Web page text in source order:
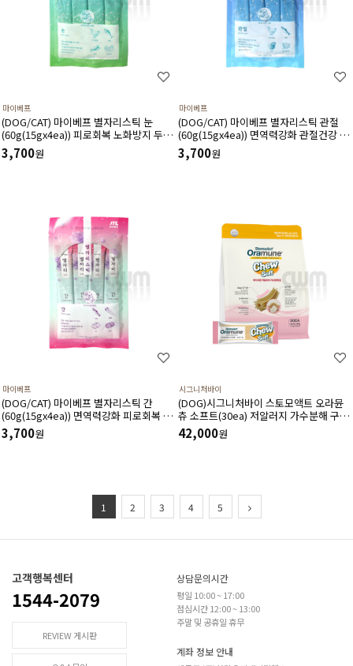
마이베프
(DOG/CAT) 마이베프 별자리스틱 눈
(60g(15gx4ea)) 피로회복 노화방지 두뇌
활동 혈압안정 항산화에 도움
3,700원
마이베프
(DOG/CAT) 마이베프 별자리스틱 관절
(60g(15gx4ea)) 면역력강화 관절건강 나
트륨배출에 도움
3,700원
마이베프
(DOG/CAT) 마이베프 별자리스틱 간
(60g(15gx4ea)) 면역력강화 피로회복 항
암 항산화에 도움
3,700원
시그니처바이
(DOG)시그니처바이 스토모액트 오라뮨
츄 소프트(30ea) 저알러지 가수분해 구강
건강 면역증강 장건강에 도움 멀티케어 제
품
42,000원
1 2 3 4 5
고객행복센터
1544-2079
REVIEW 게시판
상담문의시간
평일 10:00 ~ 17:00
점심시간 12:00 ~ 13:00
주말 및 공휴일 휴무
계좌 정보 안내